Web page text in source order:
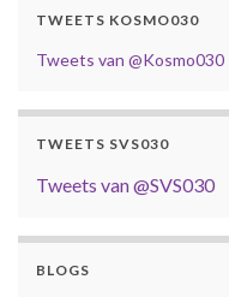
TWEETS KOSMO030
Tweets van @Kosmo030
TWEETS SVS030
Tweets van @SVS030
BLOGS